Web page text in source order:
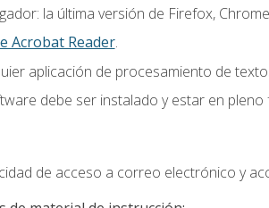
la última versión de Firefox,
Acrobat Reader.
aplicación de procesamiento de
debe ser instalado y estar en
de acceso a correo electrónico y